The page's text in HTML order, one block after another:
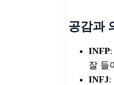
공감과
INFP
잘 들
INFJ: